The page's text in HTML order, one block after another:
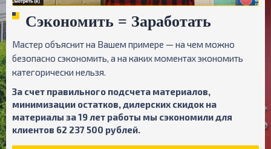
Сэкономить = Заработать
Мастер объяснит на Вашем примере — на чем можно
безопасно сэкономить, а на каких моментах экономить
категорически нельзя.
За счет правильного подсчета материалов,
минимизации остатков, дилерских скидок на
материалы за 19 лет работы мы сэкономили для
клиентов 62 237 500 рублей.